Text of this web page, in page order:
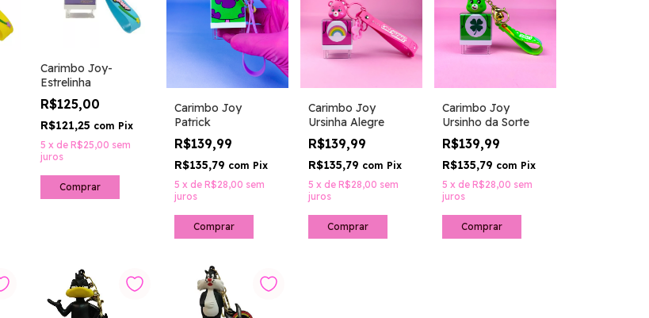
Carimbo Joy-
Estrelinha
R$125,00
R$121,25 com Pix
5 x de R$25,00 sem
juros
Carimbo Joy
Patrick
R$139,99
R$135,79 com Pix
5 x de R$28,00 sem
juros
Carimbo Joy
Ursinha Alegre
R$139,99
R$135,79 com Pix
5 x de R$28,00 sem
juros
Carimbo Joy
Ursinho da Sorte
R$139,99
R$135,79 com Pix
5 x de R$28,00 sem
juros